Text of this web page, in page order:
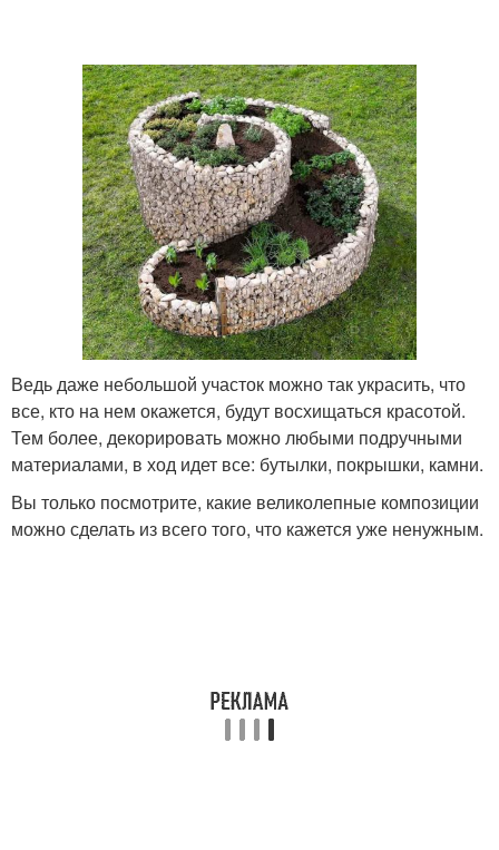
Ведь даже небольшой участок можно так украсить, что
все, кто на нем окажется, будут восхищаться красотой.
Тем более, декорировать можно любыми подручными
материалами, в ход идет все: бутылки, покрышки, камни.
Вы только посмотрите, какие великолепные композиции
можно сделать из всего того, что кажется уже ненужным.